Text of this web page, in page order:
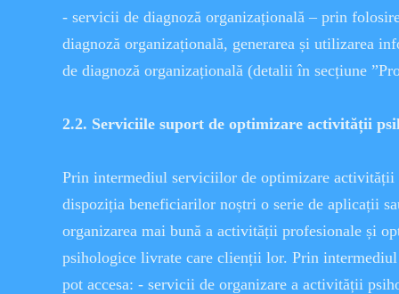
- servicii de diagnoză organizațională – prin
diagnoză organizațională, generarea și utilizarea
de diagnoză organizațională (detalii în secțiune
2.2. Serviciile suport de optimizare activității
Prin intermediul serviciilor de optimizare activității
dispoziția beneficiarilor noștri o serie de aplicații
organizarea mai bună a activității profesionale și
psihologice livrate care clienții lor. Prin
pot accesa: - servicii de organizare a activității